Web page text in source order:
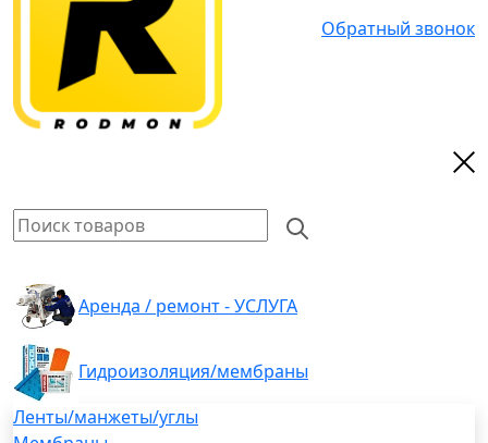
Обратный звонок
Аренда / ремонт - УСЛУГА
Гидроизоляция/мембраны
Ленты/манжеты/углы